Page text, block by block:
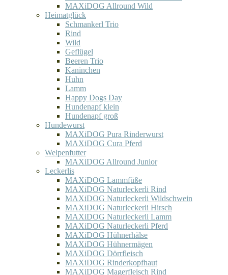
MAXiDOG Allround Wild
Heimatglück
Schmankerl Trio
Rind
Wild
Geflügel
Beeren Trio
Kaninchen
Huhn
Lamm
Happy Dogs Day
Hundenapf klein
Hundenapf groß
Hundewurst
MAXiDOG Pura Rinderwurst
MAXiDOG Cura Pferd
Welpenfutter
MAXiDOG Allround Junior
Leckerlis
MAXiDOG Lammfüße
MAXiDOG Naturleckerli Rind
MAXiDOG Naturleckerli Wildschwein
MAXiDOG Naturleckerli Hirsch
MAXiDOG Naturleckerli Lamm
MAXiDOG Naturleckerli Pferd
MAXiDOG Hühnerhälse
MAXiDOG Hühnermägen
MAXiDOG Dörrfleisch
MAXiDOG Rinderkopfhaut
MAXiDOG Magerfleisch Rind